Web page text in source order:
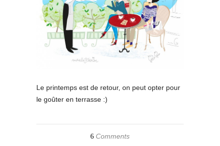
Le printemps est de retour, on peut opter pour
le goûter en terrasse :)
6 Comments